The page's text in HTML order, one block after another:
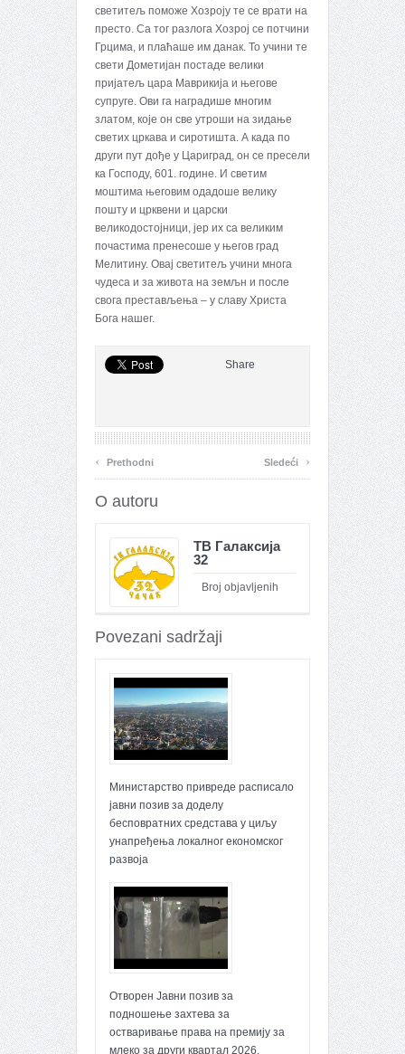
светитељ поможе Хозроју те се врати на
престо. Са тог разлога Хозрој се потчини
Грцима, и плаћаше им данак. To учини те
свети Дометијан постаде велики
пријатељ цара Маврикија и његове
супруге. Ови га наградише многим
златом, које он све утроши на зидање
светих цркава и сиротишта. А када по
други пут дође у Цариград, он се пресели
ка Господу, 601. године. И светим
моштима његовим одадоше велику
пошту и црквени и царски
великодостојници, јер их са великим
почастима пренесоше у његов град
Мелитину. Овај светитељ учини многа
чудеса и за живота на земљн и после
свога престављења – у славу Христа
Бога нашег.
Share
‹ Prethodni Sledeći ›
O autoru
ТВ Галаксија
32
Broj objavljenih
Povezani sadržaji
Министарство привреде расписало
јавни позив за доделу
бесповратних средстава у циљу
унапређења локалног економског
развоја
Отворен Јавни позив за
подношење захтева за
остваривање права на премију за
млеко за други квартал 2026.